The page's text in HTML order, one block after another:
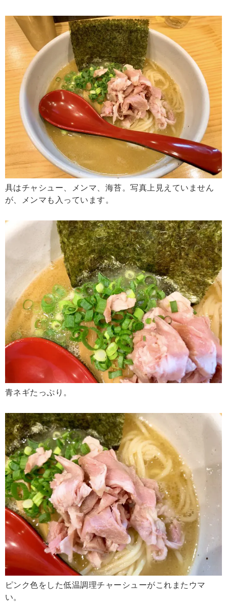
具はチャシュー、メンマ、海苔。写真上見えていません
が、メンマも入っています。
青ネギたっぷり。
ピンク色をした低温調理チャーシューがこれまたウマ
い。